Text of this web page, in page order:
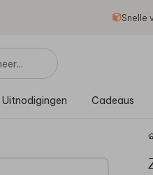
Snelle
Uitnodigingen Cadeaus